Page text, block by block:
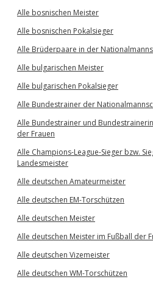
Alle bosnischen Meister
Alle bosnischen Pokalsieger
Alle Brüderpaare in der
Alle bulgarischen Meister
Alle bulgarischen Pokalsieger
Alle Bundestrainer der
Alle Bundestrainer und
der Frauen
Alle Champions-League-Sieger bzw.
Landesmeister
Alle deutschen Amateurmeister
Alle deutschen EM-Torschützen
Alle deutschen Meister
Alle deutschen Meister im Fußball der
Alle deutschen Vizemeister
Alle deutschen WM-Torschützen